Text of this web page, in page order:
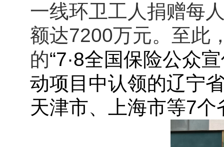
一线环卫工人捐赠每
额达7200万元。至此
的“7·8全国保险公众
动项目中认领的辽宁
天津市、上海市等7